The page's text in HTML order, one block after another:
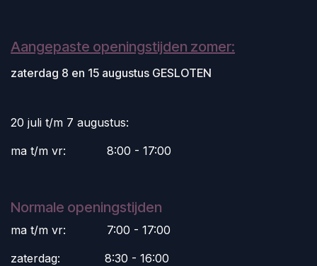
Aangepaste openingstijden zomer:
zaterdag 8 en 15 augustus GESLOTEN
20 juli t/m 7 augustus:
ma t/m vr:
​8:00 - 17:00
Normale openingstijden
ma t/m vr:
​7:00 - 17:00
zaterdag:
​8:30 - 16:00